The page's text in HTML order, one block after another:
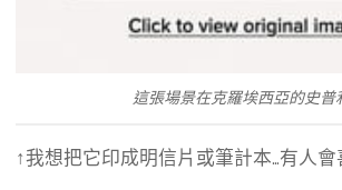
這張場景在克羅埃西亞的史普
↑我想把它印成明信片或筆計本…有人會